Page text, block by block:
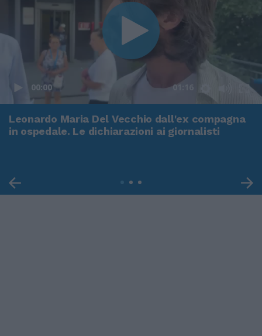
00:00 01:16
Leonardo Maria Del Vecchio dall'ex compagna
in ospedale. Le dichiarazioni ai giornalisti